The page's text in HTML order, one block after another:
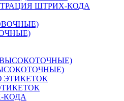
ШТРИХ-КОДА